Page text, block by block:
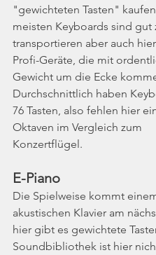
"gewichteten Tasten"
meisten Keyboards sind gut
transportieren aber auch
Profi-Geräte, die mit
Gewicht um die Ecke
Durchschnittlich haben
76 Tasten, also fehlen hier
Oktaven im Vergleich zum
Konzertflügel.
E-Piano
Die Spielweise kommt
akustischen Klavier am
hier gibt es gewichtete
Soundbibliothek ist hier